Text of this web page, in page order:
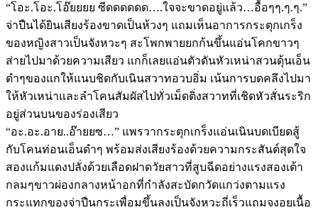
“โอะ.โอะ.โอ๊ยยยย ซีดดดดดด….ใจจะขาดอยู่แล้ว…อื้อๆๆ.ๆ.ๆ.”
จ่าปืนได้ยินเสียงร้องขาดเป็นห้วงๆ แถมเห็นอาการกระตุกเกร็ง
ของหญิงสาวเป็นจังหวะๆ สะโพกพายยกก้นขึ้นแอ่นโคกขาวๆ
ส่ายไปมาด้วยความเสียว แกก็เลยแอ่นตัวดันหัวเหน่าสวนดุ้นเอ็น
ดำๆของแกให้แนบชิดกับเนินสวาทอวบอิ่ม เน้นการบดคลึงไปมา
ให้หัวเหน่าและลำโคนสัมผัสไปทั่วเม็ดติ่งสวาทที่เชิดหัวสั่นระริก
อยู่ส่วนบนของร่องเสียว
“อะ.อะ.อาย..อ๊ายยซ…” แพรวากระตุกเกร็งแอ่นเนินบดเบียดสู้
กับโคนท่อนเอ็นดำๆ พร้อมส่งเสียงร้องด้วยความกระสันต์สุดใจ
สองแก้มแดงปลั่งด้วยเลือดฝาดวัยสาวที่สูบฉีดอย่างแรงสองเต้า
กลมๆขาวผ่องกลางหน้าอกที่กำลังสะบัดกวัดแกว่งตามแรง
กระแทกของจ่าปืนกระเพื่อมขึ้นลงเป็นจังหวะถี่เร็วแถมจงอยเนื้อ